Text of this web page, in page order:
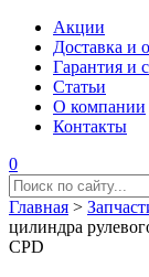
Акции
Доставка и
Гарантия и
Статьи
О компании
Контакты
0
Главная >
цилиндра
CPD